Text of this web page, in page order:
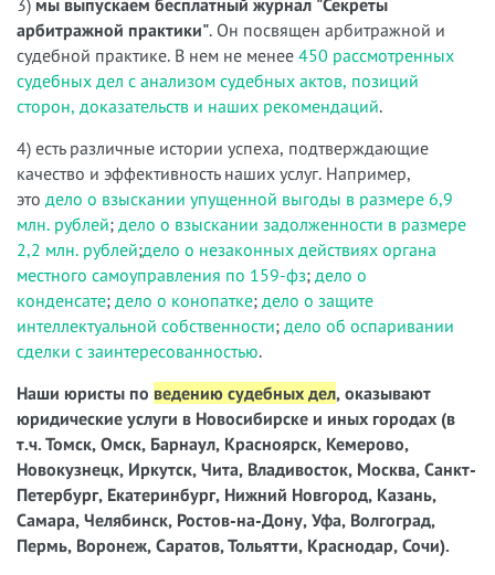
3) мы выпускаем бесплатный журнал "Секреты
арбитражной практики". Он посвящен арбитражной и
судебной практике. В нем не менее 450 рассмотренных
судебных дел с анализом судебных актов, позиций
сторон, доказательств и наших рекомендаций.
4) есть различные истории успеха, подтверждающие
качество и эффективность наших услуг. Например,
это дело о взыскании упущенной выгоды в размере 6,9
млн. рублей; дело о взыскании задолженности в размере
2,2 млн. рублей;дело о незаконных действиях органа
местного самоуправления по 159-фз; дело о
конденсате; дело о конопатке; дело о защите
интеллектуальной собственности; дело об оспаривании
сделки с заинтересованностью.
Наши юристы по ведению судебных дел, оказывают
юридические услуги в Новосибирске и иных городах (в
т.ч. Томск, Омск, Барнаул, Красноярск, Кемерово,
Новокузнецк, Иркутск, Чита, Владивосток, Москва, Санкт-
Петербург, Екатеринбург, Нижний Новгород, Казань,
Самара, Челябинск, Ростов-на-Дону, Уфа, Волгоград,
Пермь, Воронеж, Саратов, Тольятти, Краснодар, Сочи).